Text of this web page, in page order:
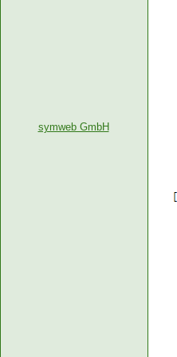
symweb GmbH